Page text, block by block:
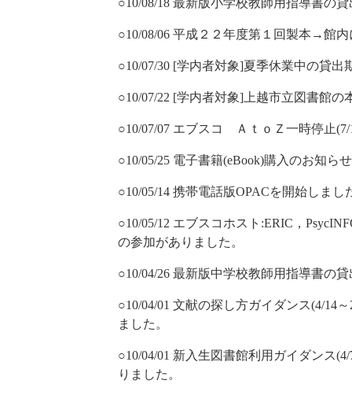
○10/08/18 最新版小学校教師用指導書の
○10/08/06 平成２２年度第１回製本→館
○10/07/30 [学内者対象]夏季休業中の貸
○10/07/22 [学内者対象]上越市立図書館の
○10/07/07 エブスコ ＡｔｏＺ一時停止
○10/05/25 電子書籍(eBook)購入のお知
○10/05/14 携帯電話版OPACを開始しまし
○10/05/12 エブスコホスト:ERIC，
の参加がありました。
○10/04/26 最新版中学校教師用指導書の
○10/04/01 文献の探し方ガイダンス(4/14
ました。
○10/04/01 新入生図書館利用ガイダンス
りました。